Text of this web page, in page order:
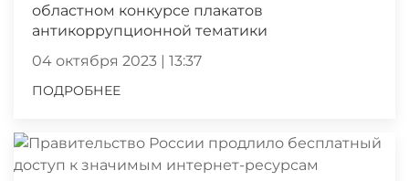
областном конкурсе плакатов
антикоррупционной тематики
04 октября 2023 | 13:37
ПОДРОБНЕЕ